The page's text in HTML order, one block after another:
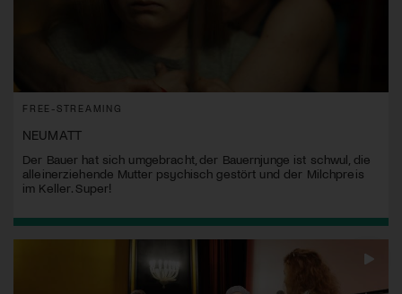
FREE-STREAMING
NEUMATT
Der Bauer hat sich umgebracht, der Bauernjunge ist schwul, die
alleinerziehende Mutter psychisch gestört und der Milchpreis
im Keller. Super!